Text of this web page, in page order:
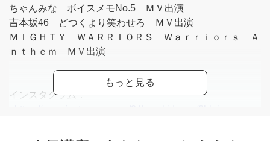
ちゃんみな ボイスメモNo.5 ＭＶ出演
吉本坂46 どつくより笑わせろ ＭＶ出演
ＭＩＧＨＴＹ ＷＡＲＲＩＯＲＳ Ｗａｒｒｉｏｒｓ Ａ
ｎｔｈｅｍ ＭＶ出演
インスタグラム：